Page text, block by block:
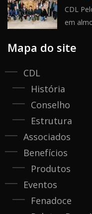
CDL
em
Mapa do site
CDL
História
Conselho
Estrutura
Associados
Benefícios
Produtos
Eventos
Fenadoce